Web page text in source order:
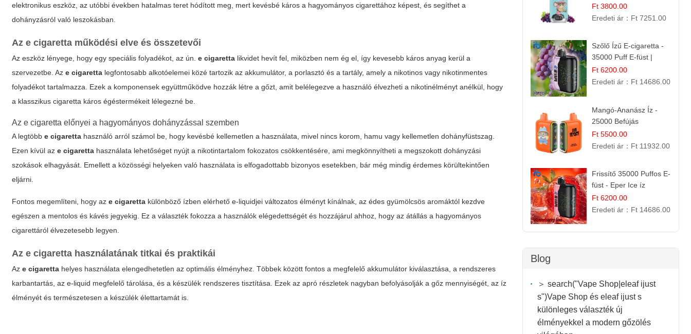
elektronikus eszköz, az utóbbi években hatalmas teret hódított meg, mert kevésbé káros a hagyományos cigarettához képest, és segíthet a
dohányzásról való leszokásban.
Aze cigaretta működési elve és összetevői
Az eszköz lényege, hogy egy speciális folyadékot, az ún.e cigaretta likvidet hevít fel, miközben nem ég el, így kevesebb káros anyag kerül a
szervezetbe. Aze cigaretta legfontosabb alkotóelemei közé tartozik az akkumulátor, a porlasztó és a tartály, amely a nikotinos vagy nikotinmentes
folyadékot tartalmazza. Ezek a komponensek együttműködve hozzák létre a gőzt, amit belélegezve a használó élvezheti a nikotinélményt anélkül, hogy
a klasszikus cigaretta káros égéstermékeit lélegezné be.
Aze cigaretta előnyei a hagyományos dohányzással szemben
A legtöbbe cigaretta használó arról számol be, hogy kevésbé kellemetlen a használata, mivel nincs korom, hamu vagy kellemetlen dohányfüstszag.
Ezen kívül aze cigaretta használata lehetőséget nyújt a nikotintartalom fokozatos csökkentésére, ami megkönnyítheti a megszokott dohányzási
szokások elhagyását. Emellett a közösségi helyeken való használata is elfogadottabb bizonyos esetekben, bár még mindig érdemes körültekintően
eljárni.
Fontos megemlíteni, hogy aze cigaretta különböző ízben elérhető e-liquidjei változatos élményt kínálnak, az édes gyümölcsös aromáktól kezdve
egészen a mentolos és kávés jegyekig. Ez a választék fokozza a használók elégedettségét és hozzájárul ahhoz, hogy az átállás a hagyományos
cigarettáról élvezetesebb legyen.
Aze cigaretta használatának titkai és praktikái
Aze cigaretta helyes használata elengedhetetlen az optimális élményhez. Többek között fontos a megfelelő akkumulátor kiválasztása, a rendszeres
karbantartás, az e-liquid megfelelő tárolása, és a készülék rendszeres tisztítása. Ezek az apró részletek nagyban befolyásolják a gőz mennyiségét, az íz
élményét és természetesen a készülék élettartamát is.
Friss Gyümölcs Íz
Ft 3800.00
Eredeti ár： Ft 7251.00
Szőlő Ízű E-cigaretta -
35000 Puff E-füst |
Intenzív
Gyümölcsélmény!
Ft 6200.00
Eredeti ár： Ft 14686.00
Mangó-Ananász Íz -
25000 Befújás
Eldobható E-ciga |
Trópusi Gyümölcs
Ft 5500.00
Eredeti ár： Ft 11932.00
Frissítő 35000 Puffos E-
füst - Eper Ice íz
Ft 6200.00
Eredeti ár： Ft 14686.00
Blog
＞ search("Vape Shop|eleaf ijust
s")Vape Shop és eleaf ijust s
különleges választék új
élményekkel a modern gőzölés